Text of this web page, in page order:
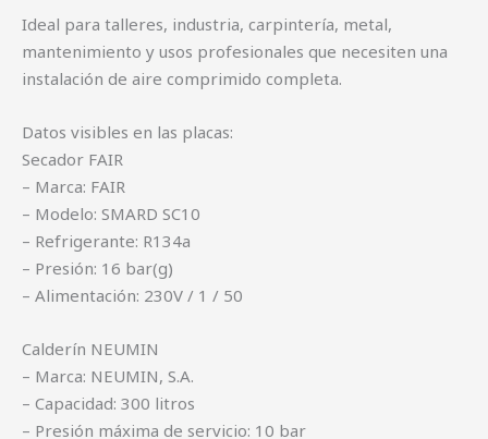
Ideal para talleres, industria, carpintería, metal,
mantenimiento y usos profesionales que necesiten una
instalación de aire comprimido completa.
Datos visibles en las placas:
Secador FAIR
– Marca: FAIR
– Modelo: SMARD SC10
– Refrigerante: R134a
– Presión: 16 bar(g)
– Alimentación: 230V / 1 / 50
Calderín NEUMIN
– Marca: NEUMIN, S.A.
– Capacidad: 300 litros
– Presión máxima de servicio: 10 bar